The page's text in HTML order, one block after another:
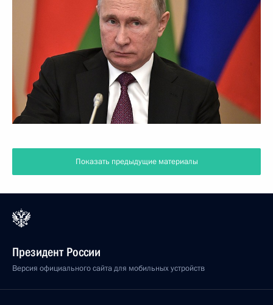
Показать предыдущие материалы
Президент России
Версия официального сайта для мобильных устройств